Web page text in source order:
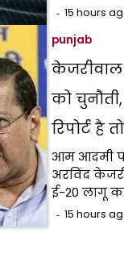
15 hours
punjab
केजरीवाल
को
रिपोर्ट है
आम आदमी
अरविंद
ई-20 लागू
15 hours